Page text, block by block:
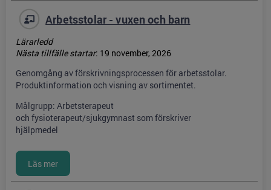
Arbetsstolar - vuxen och barn
Lärarledd
Nästa tillfälle startar: 19 november, 2026
Genomgång av förskrivningsprocessen för arbetsstolar.
Produktinformation och visning av sortimentet.
Målgrupp: Arbetsterapeut
och fysioterapeut/sjukgymnast som förskriver
hjälpmedel